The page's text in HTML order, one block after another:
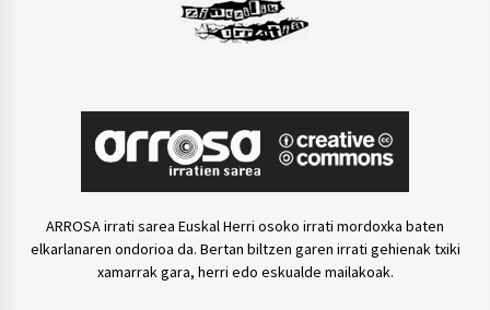
ARROSA irrati sarea Euskal Herri osoko irrati mordoxka baten
elkarlanaren ondorioa da. Bertan biltzen garen irrati gehienak txiki
xamarrak gara, herri edo eskualde mailakoak.